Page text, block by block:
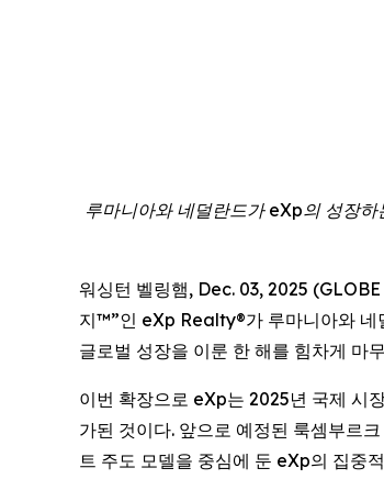
루마니아와 네덜란드가 eXp의 성장
워싱턴 벨링햄, Dec. 03, 2025
지™”인 eXp Realty®가 루마니아와 네
글로벌 성장을 이룬 한 해를 힘차게 마
이번 확장으로 eXp는 2025년 국제 시
가된 것이다. 앞으로 예정된 룩셈부르
트 주도 모델을 중심에 둔 eXp의 집중